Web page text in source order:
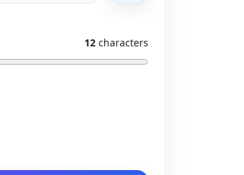
12 characters